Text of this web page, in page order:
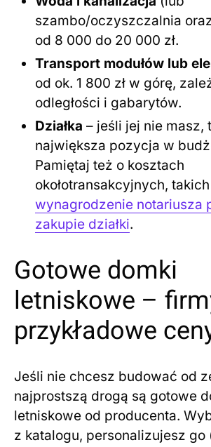
szambo/oczyszczalnia
od 8 000 do 20 000 zł.
Transport modułów lub
od ok. 1 800 zł w górę,
odległości i gabarytów.
Działka – jeśli jej nie masz,
największa pozycja w
Pamiętaj też o kosztach
okołotransakcyjnych,
wynagrodzenie notariusza
zakupie działki.
Gotowe domki
letniskowe –
przykładowe
Jeśli nie chcesz budować od
najprostszą drogą są gotowe
letniskowe od producenta.
z katalogu, personalizujesz go